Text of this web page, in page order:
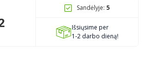
Sandėlyje: 5
Išsiųsime per
1-2 darbo dieną!